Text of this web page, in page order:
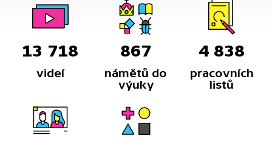
13 718
videí
867
námětů do
výuky
4 838
pracovních
listů